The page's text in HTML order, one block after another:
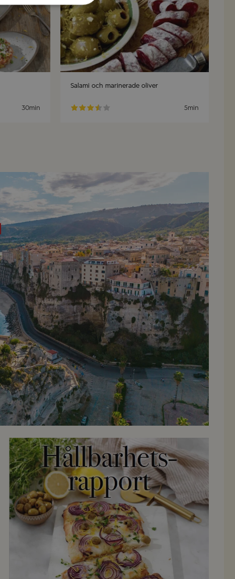
30min
Salami och marinerade oliver
5min
Läs Hållbarhetsrapporten här